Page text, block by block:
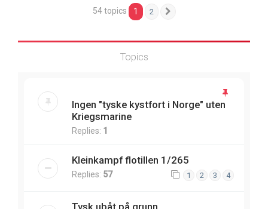
54 topics 1 2
Topics
Ingen "tyske kystfort i Norge" uten
Kriegsmarine
Replies: 1
Kleinkampf flotillen 1/265
Replies: 57 1 2 3 4